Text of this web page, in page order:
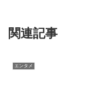
関連記事
エンタメ